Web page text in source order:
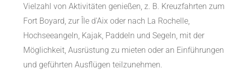
Vielzahl von Aktivitäten genießen, z. B. Kreuzfahrten zum
Fort Boyard, zur Île d'Aix oder nach La Rochelle,
Hochseeangeln, Kajak, Paddeln und Segeln, mit der
Möglichkeit, Ausrüstung zu mieten oder an Einführungen
und geführten Ausflügen teilzunehmen.